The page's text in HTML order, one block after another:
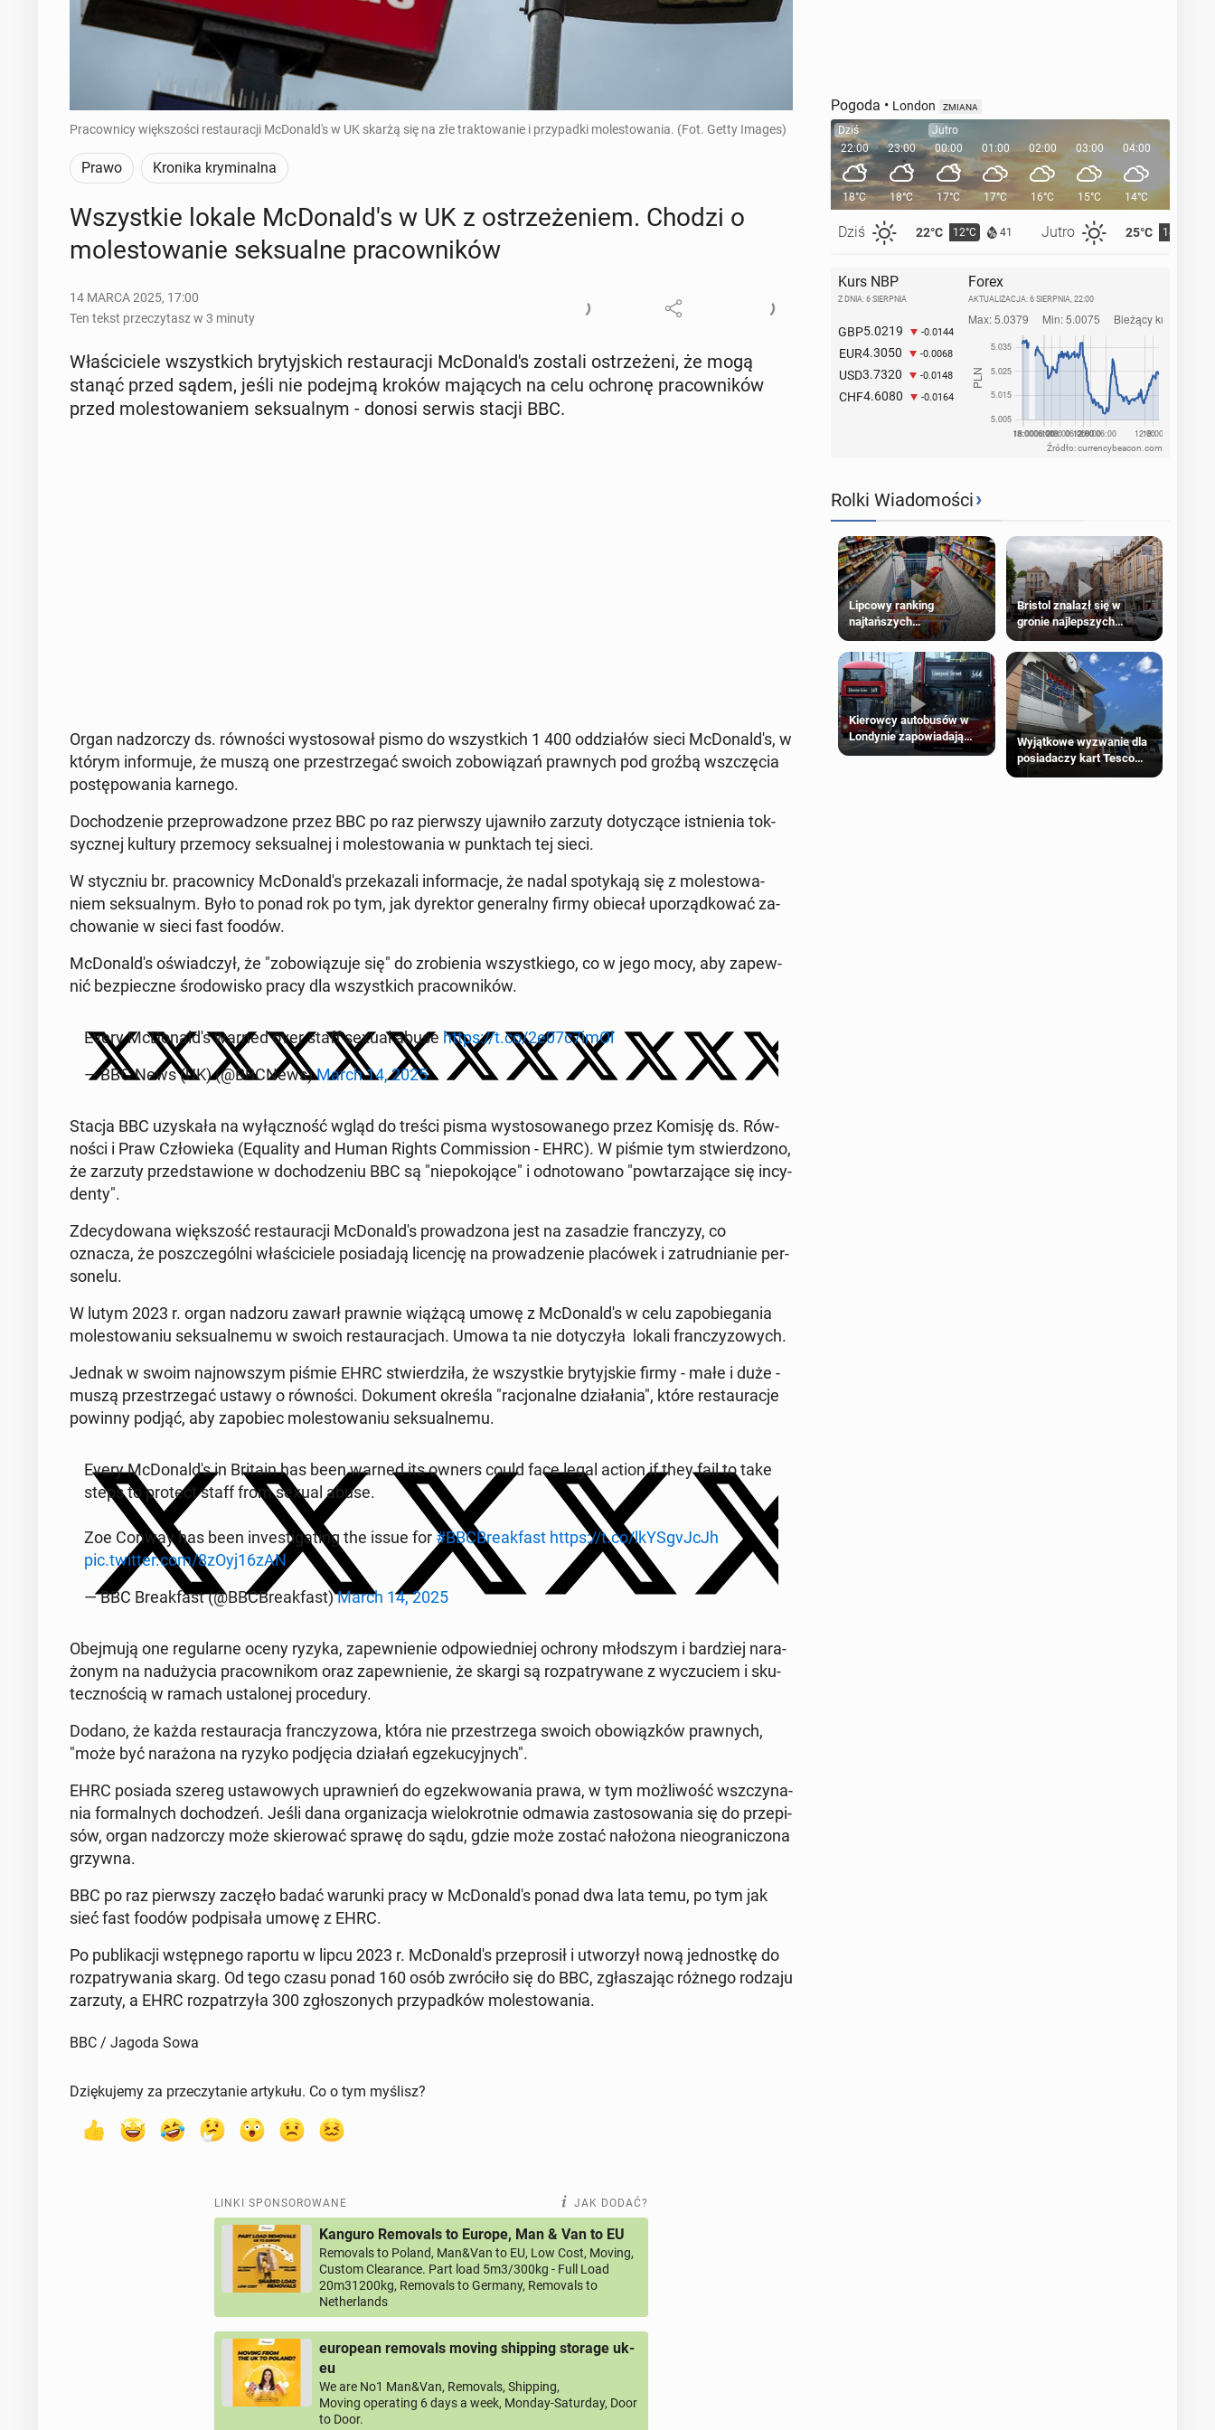
Pracownicy większości restauracji McDonald's w UK skarżą się na złe traktowanie i przypadki molestowania. (Fot. Getty Images)
Prawo Kronika kryminalna
Wszyst­kie lokale McDo­nal­d's w UK z ostrze­że­niem. Chodzi o
mo­le­sto­wa­nie sek­su­al­ne pra­cow­ni­ków
14 MARCA 2025, 17:00
Ten tekst przeczytasz w 3 minuty
Wła­ści­cie­le wszyst­kich bry­tyj­skich re­stau­ra­cji McDo­nal­d's zostali ostrze­że­ni, że mogą
stanąć przed sądem, jeśli nie podejmą kroków ma­ją­cych na celu ochronę pra­cow­ni­ków
przed mo­le­sto­wa­niem sek­su­al­nym - donosi serwis stacji BBC.
Organ nad­zor­czy ds. rów­no­ści wy­sto­so­wał pismo do wszyst­kich 1 400 od­dzia­łów sieci McDo­nal­d's, w
którym in­for­mu­je, że muszą one prze­strze­gać swoich zo­bo­wią­zań praw­nych pod groźbą wsz­czę­cia
po­stę­po­wa­nia karnego.
Do­cho­dze­nie prze­pro­wa­dzo­ne przez BBC po raz pierw­szy ujaw­ni­ło zarzuty do­ty­czą­ce ist­nie­nia tok­
sycz­nej kultury prze­mo­cy sek­su­al­nej i mo­le­sto­wa­nia w punk­tach tej sieci.
W stycz­niu br. pra­cow­ni­cy McDo­nal­d's prze­ka­za­li in­for­ma­cje, że nadal spo­ty­ka­ją się z mo­le­sto­wa­
niem sek­su­al­nym. Było to ponad rok po tym, jak dy­rek­tor ge­ne­ral­ny firmy obiecał upo­rząd­ko­wać za­
cho­wa­nie w sieci fast foodów.
McDo­nal­d's oświad­czył, że "zo­bo­wią­zu­je się" do zro­bie­nia wszyst­kie­go, co w jego mocy, aby za­pew­
nić bez­piecz­ne śro­do­wi­sko pracy dla wszyst­kich pra­cow­ni­ków.
Every McDo­nal­d's warned over staff sexual abuse https://t.co/2e07c7imOl
— BBC News (UK) (@BBCNews)March 14, 2025
Stacja BBC uzy­ska­ła na wy­łącz­ność wgląd do treści pisma wy­sto­so­wa­ne­go przez Komisję ds. Rów­
no­ści i Praw Czło­wie­ka (Equ­ali­ty and Human Rights Com­mis­sion - EHRC). W piśmie tym stwier­dzo­no,
że zarzuty przed­sta­wio­ne w do­cho­dze­niu BBC są "nie­po­ko­ją­ce" i od­no­to­wa­no "po­wta­rza­ją­ce się in­cy­
den­ty".
Zde­cy­do­wa­na więk­szość re­stau­ra­cji McDo­nal­d's pro­wa­dzo­na jest na za­sa­dzie fran­czy­zy, co
oznacza, że po­szcze­gól­ni wła­ści­cie­le po­sia­da­ją li­cen­cję na pro­wa­dze­nie pla­có­wek i za­trud­nia­nie per­
so­ne­lu.
W lutym 2023 r. organ nadzoru zawarł prawnie wiążącą umowę z McDo­nal­d's w celu za­po­bie­ga­nia
mo­le­sto­wa­niu sek­su­al­ne­mu w swoich re­stau­ra­cjach. Umowa ta nie do­ty­czy­ła lokali fran­czy­zo­wych.
Jednak w swoim naj­now­szym piśmie EHRC stwier­dzi­ła, że wszyst­kie bry­tyj­skie firmy - małe i duże -
muszą prze­strze­gać ustawy o rów­no­ści. Do­ku­ment określa "ra­cjo­nal­ne dzia­ła­nia", które re­stau­ra­cje
powinny podjąć, aby za­po­biec mo­le­sto­wa­niu sek­su­al­ne­mu.
Every McDo­nal­d's in Britain has been warned its owners could face legal action if they fail to take
steps to protect staff from sexual abuse.
Zoe Conway has been in­ve­sti­ga­ting the issue for #BBC­Bre­ak­fast https://t.co/lkYS­gvJ­cJh
pic.twitter.com/8zOyj16zAN
— BBC Bre­ak­fast (@BBC­Bre­ak­fast)March 14, 2025
Obej­mu­ją one re­gu­lar­ne oceny ryzyka, za­pew­nie­nie od­po­wied­niej ochrony młod­szym i bar­dziej na­ra­
żo­nym na nad­uży­cia pra­cow­ni­kom oraz za­pew­nie­nie, że skargi są roz­pa­try­wa­ne z wy­czu­ciem i sku­
tecz­no­ścią w ramach usta­lo­nej pro­ce­du­ry.
Dodano, że każda re­stau­ra­cja fran­czy­zo­wa, która nie prze­strze­ga swoich obo­wiąz­ków praw­nych,
"może być na­ra­żo­na na ryzyko pod­ję­cia działań eg­ze­ku­cyj­nych".
EHRC posiada szereg usta­wo­wych upraw­nień do eg­ze­kwo­wa­nia prawa, w tym moż­li­wość wsz­czy­na­
nia for­mal­nych do­cho­dzeń. Jeśli dana or­ga­ni­za­cja wie­lo­krot­nie odmawia za­sto­so­wa­nia się do prze­pi­
sów, organ nad­zor­czy może skie­ro­wać sprawę do sądu, gdzie może zostać na­ło­żo­na nie­ogra­ni­czo­na
grzywna.
BBC po raz pierw­szy zaczęło badać warunki pracy w McDo­nal­d's ponad dwa lata temu, po tym jak
sieć fast foodów pod­pi­sa­ła umowę z EHRC.
Po pu­bli­ka­cji wstęp­ne­go raportu w lipcu 2023 r. McDo­nal­d's prze­pro­sił i utwo­rzył nową jed­nost­kę do
roz­pa­try­wa­nia skarg. Od tego czasu ponad 160 osób zwró­ci­ło się do BBC, zgła­sza­jąc różnego rodzaju
zarzuty, a EHRC roz­pa­trzy­ła 300 zgło­szo­nych przy­pad­ków mo­le­sto­wa­nia.
BBC / Jagoda Sowa
Dziękujemy za przeczytanie artykułu. Co o tym myślisz?
LINKI SPONSOROWANE JAK DODAĆ?
Kanguro Removals to Europe, Man & Van to EU
Removals to Poland, Man&Van to EU, Low Cost, Moving,
Custom Clearance. Part load 5m3/300kg - Full Load
20m31200kg, Removals to Germany, Removals to
Netherlands
european removals moving shipping storage uk-
eu
We are No1 Man&Van, Removals, Shipping,
Moving operating 6 days a week, Monday-Saturday, Door
to Door.
Pogoda • London ZMIANA
Dziś
22:00
18°C
Dziś 22°C 12°C 41 Jutro 25°C 14°C
23:00
18°C
Jutro
00:00
17°C
01:00
17°C
02:00
16°C
03:00
15°C
04:00
14°C
05:00
Kurs NBP
Z DNIA: 6 SIERPNIA
GBP5.0219 -0.0144
EUR4.3050 -0.0068
USD3.7320 -0.0148
CHF4.6080 -0.0164
Forex
AKTUALIZACJA: 6 SIERPNIA, 22:00
Źródło: currencybeacon.com
Rolki Wiadomości›
Lipcowy ranking
najtańszych
supermarketów
Bristol znalazł się w
gronie najlepszych
kierunków podróży na
świecie
Kierowcy autobusów w
Londynie zapowiadają
strajki
Wyjątkowe wyzwanie dla
posiadaczy kart Tesco
Clubcard!